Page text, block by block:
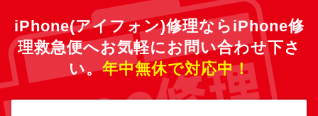
iPhone(アイフォン)修理ならiPhone修
理救急便へお気軽にお問い合わせ下さ
い。年中無休で対応中！